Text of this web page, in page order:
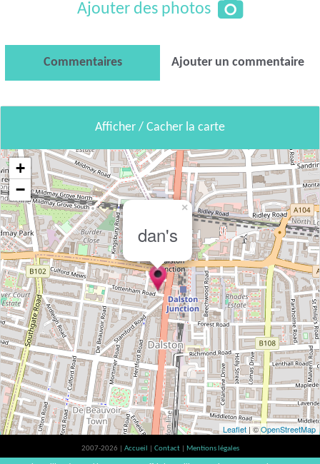
Ajouter des photos
Commentaires Ajouter un commentaire
Afficher / Cacher la carte
dan's
×
+
−
Leaflet | ©OpenStreetMap
2007-2026 | Accueil Contact
Mentions légales